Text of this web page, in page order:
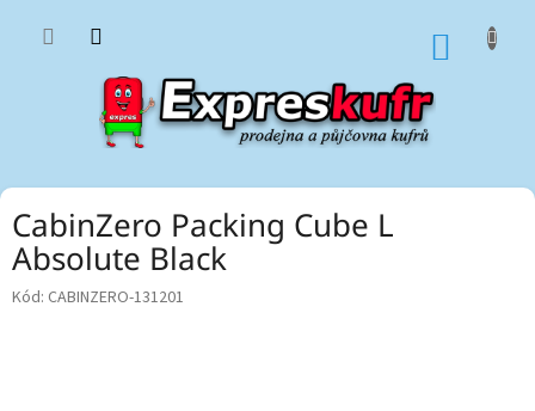
CabinZero Packing Cube L
Absolute Black
Kód: CABINZERO-131201